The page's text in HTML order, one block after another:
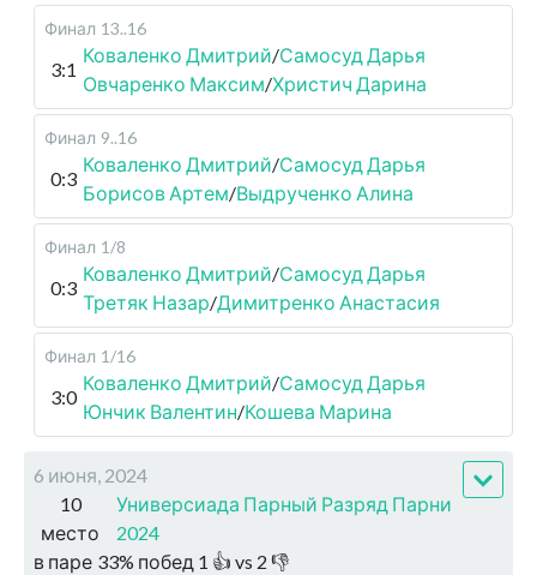
Финал 13..16
3:1
Коваленко Дмитрий/Самосуд Дарья
Овчаренко Максим/Христич Дарина
Финал 9..16
0:3
Коваленко Дмитрий/Самосуд Дарья
Борисов Артем/Выдрученко Алина
Финал 1/8
0:3
Коваленко Дмитрий/Самосуд Дарья
Третяк Назар/Димитренко Анастасия
Финал 1/16
3:0
Коваленко Дмитрий/Самосуд Дарья
Юнчик Валентин/Кошева Марина
6 июня, 2024
10
место
Универсиада Парный Разряд Парни
2024
в паре 33% побед 1 👍 vs 2 👎